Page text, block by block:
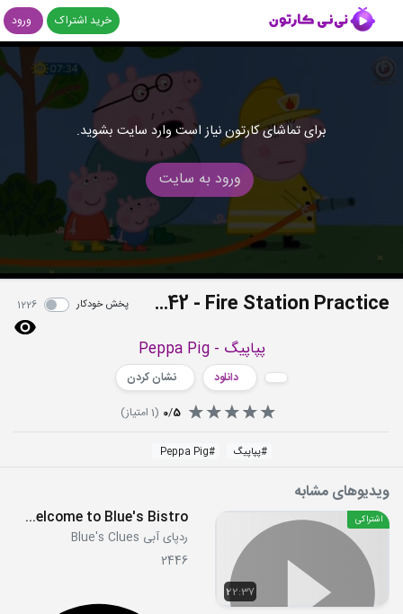
خرید اشتراک ورود
برای تماشای کارتون نیاز است وارد سایت بشوید.
ورود به سایت
S06E42 - Fire Station Practice پخش خودکار 1226
پپاپیگ - Peppa Pig
دانلود
نشان کردن
0/5
(
1 امتیاز)
#پپاپیگ #
Peppa Pig
ویدیوهای مشابه
22:37
اشتراکی S2E06 - Welcome to Blue's Bistro
ردپای آبی Blue's Clues
2446